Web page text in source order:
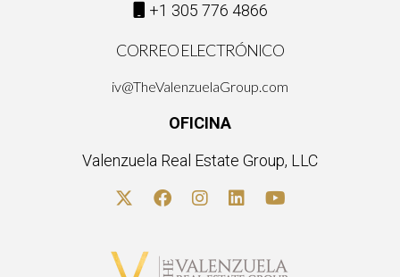
+1 305 776 4866
CORREO ELECTRÓNICO
iv@TheValenzuelaGroup.com
OFICINA
Valenzuela Real Estate Group, LLC